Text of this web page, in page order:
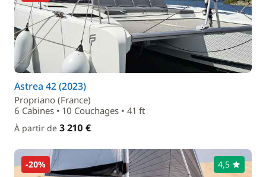
Astrea 42 (2023)
Propriano (France)
6 Cabines • 10 Couchages • 41 ft
À partir de 3 210 €
-20% 4,5